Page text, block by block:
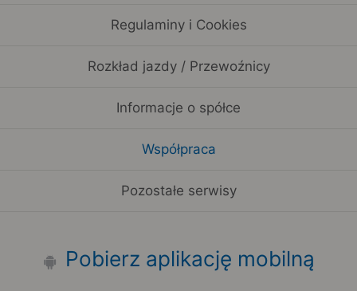
Regulaminy i Cookies
Rozkład jazdy / Przewoźnicy
Informacje o spółce
Współpraca
Pozostałe serwisy
Pobierz aplikację mobilną